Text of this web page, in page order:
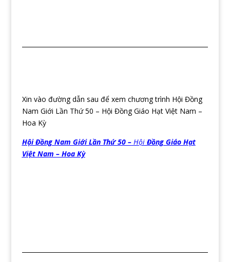
Xin vào đường dẫn sau để xem chương trình Hội Đồng
Nam Giới Lần Thứ 50 – Hội Đồng Giáo Hạt Việt Nam –
Hoa Kỳ
Hội Đồng Nam Giới Lần Thứ 50 – HộiĐồng Giáo Hạt
Việt Nam – Hoa Kỳ